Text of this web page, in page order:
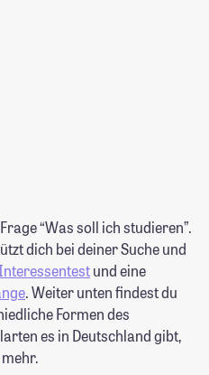
“Was soll ich studieren”.
dich bei deiner Suche und
und eine
. Weiter unten findest du
Formen des
es in Deutschland gibt,